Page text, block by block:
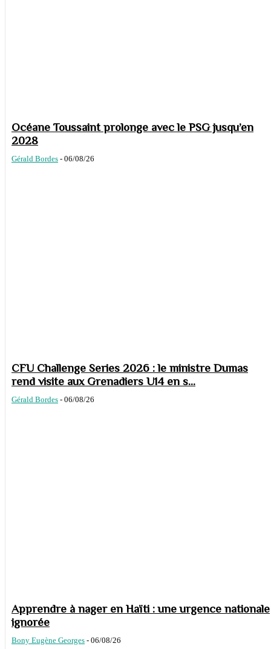
Océane Toussaint prolonge avec le PSG jusqu’en
2028
Gérald Bordes - 06/08/26
CFU Challenge Series 2026 : le ministre Dumas
rend visite aux Grenadiers U14 en s...
Gérald Bordes - 06/08/26
Apprendre à nager en Haïti : une urgence nationale
ignorée
Bony Eugène Georges - 06/08/26